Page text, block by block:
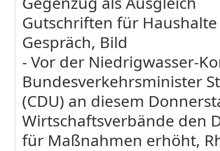
Gutschriften für
Gespräch, Bild
- Vor der Niedrigwasser-
Bundesverkehrsminister
(CDU) an diesem
Wirtschaftsverbände den
für Maßnahmen erhöht,